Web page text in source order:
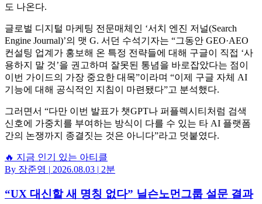
도 나온다.
글로벌 디지털 마케팅 전문매체인 ‘서치 엔진 저널(Search
Engine Journal)’의 맷 G. 서던 수석기자는 “그동안 GEO·AEO
컨설팅 업계가 홍보해 온 특정 전략들에 대해 구글이 직접 ‘사
용하지 말 것’을 권고하며 잘못된 통념을 바로잡았다는 점이
이번 가이드의 가장 중요한 대목”이라며 “이제 구글 자체 AI
기능에 대해 공식적인 지침이 마련됐다”고 분석했다.
그러면서 “다만 이번 발표가 챗GPT나 퍼플렉시티처럼 검색
신호에 가중치를 부여하는 방식이 다를 수 있는 타 AI 플랫폼
간의 논쟁까지 종결짓는 것은 아니다”라고 덧붙였다.
🔥 지금 인기 있는 아티클
By 장준영 | 2026.08.03 | 2분
“UX 대신할 새 명칭 없다” 닐슨노먼그룹 설문 결과